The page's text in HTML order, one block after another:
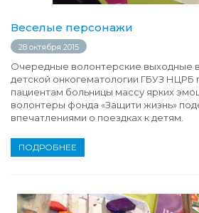
Веселые персонажи
28 октября 2015
Очередные волонтерские выходные
детской онкогематологии ГБУЗ НЦРБ
пациентам больницы массу ярких
волонтеры фонда «Защити жизнь»
впечатлениями о поездках к детям.
ПОДРОБНЕЕ